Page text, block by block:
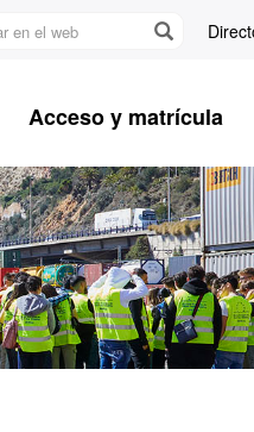
Acceso y matrícula